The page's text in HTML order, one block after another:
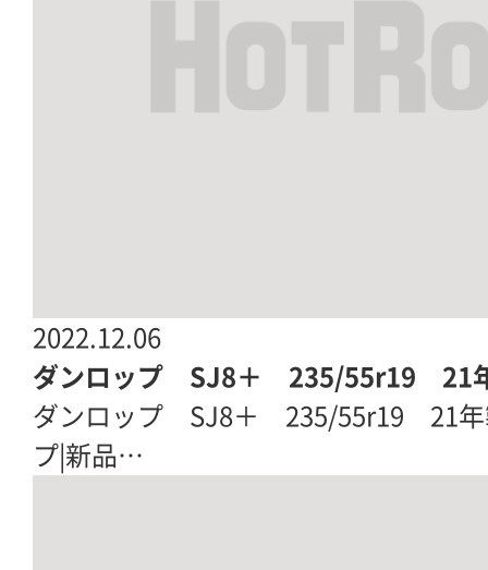
2022.12.06
ダンロップ SJ8＋ 235/55r19 21
ダンロップ SJ8＋ 235/55r19 21年
プ|新品…